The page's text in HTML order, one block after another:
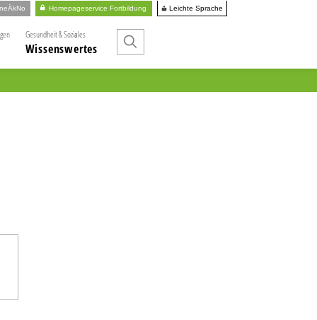
Homepageservice Fortbildung Leichte Sprache
Gesundheit & Soziales
Wissenswertes